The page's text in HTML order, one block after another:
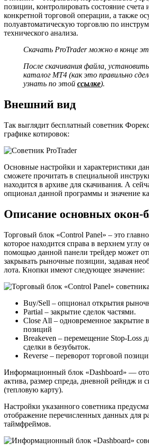
позиции, контролировать состояние счета
конкретной торговой операции, а также
полуавтоматическую торговлю по
технического анализа.
Скачать ProTrader можно в конце
После скачивания файла, установить
каталог MT4 (как это правильно
узнать по этой ссылке).
Внешний вид
Так выглядит бесплатный советник
графике котировок:
Основные настройки и характеристики
сможете прочитать в специальной
находится в архиве для скачивания. А
опционал данной программы и значение
Описание основных окон-
Торговый блок «Control Panel» – это
которое находится справа в верхнем углу
помощью данной панели трейдер может
закрывать рыночные позиции, задавая
лота. Кнопки имеют следующее значение:
Buy/Sell – опционал открытия
Partial – закрытие сделок частями.
Close All – одновременное закрытие
позиций
Breakeven – перемещение Stop-Loss
сделки в безубыток.
Reverse – переворот торговой
Информационный блок «Dashboard» —
актива, размер спреда, дневной рейндж и
(тепловую карту).
Настройки указанного советника
отображение перечисленных данных для
таймфреймов.